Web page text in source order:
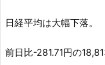
日経平均は大幅下落。
前日比-281.71円の